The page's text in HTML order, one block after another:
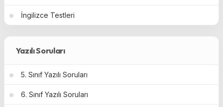
İngilizce Testleri
Yazılı Soruları
5. Sınıf Yazılı Soruları
6. Sınıf Yazılı Soruları